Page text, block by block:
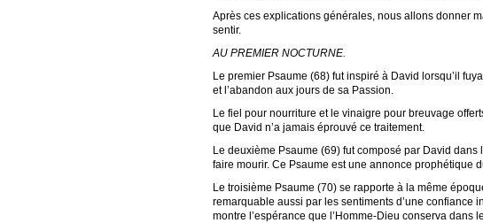
Après ces explications générales, nous allons donner
sentir.
AU PREMIER NOCTURNE.
Le premier Psaume (68) fut inspiré à David lorsqu’il
et l’abandon aux jours de sa Passion.
Le fiel pour nourriture et le vinaigre pour breuvage
que David n’a jamais éprouvé ce traitement.
Le deuxième Psaume (69) fut composé par David
faire mourir. Ce Psaume est une annonce prophétique
Le troisième Psaume (70) se rapporte à la même
remarquable aussi par les sentiments d’une
montre l’espérance que l’Homme-Dieu conserva dans